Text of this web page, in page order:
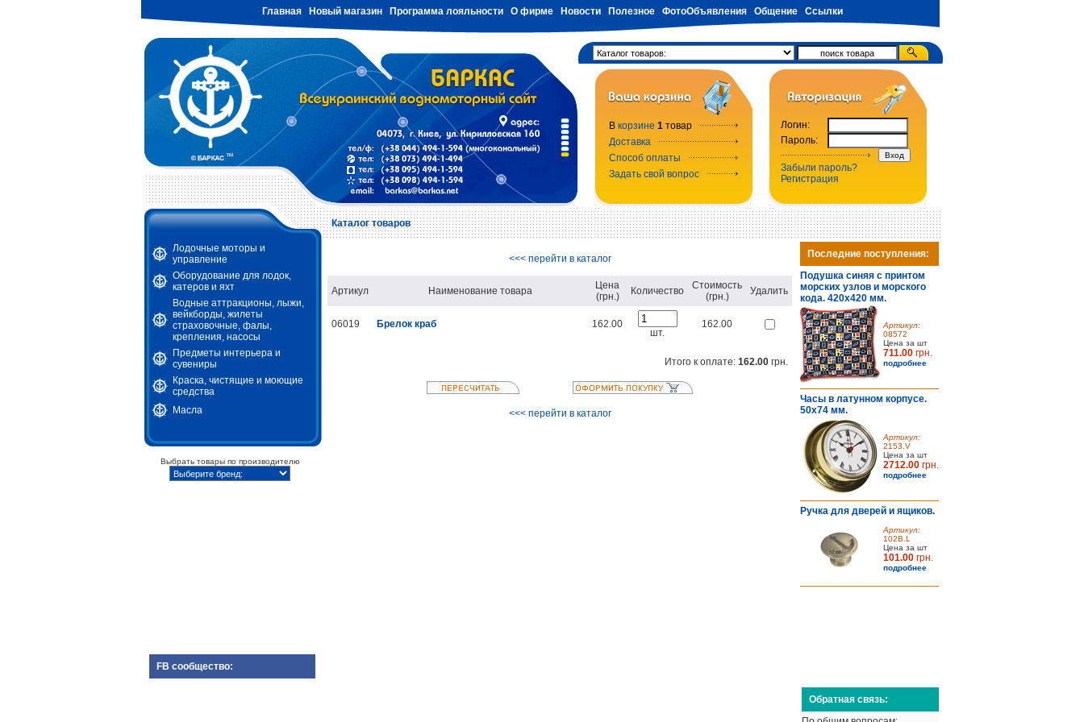
Главная Новый магазин Программа лояльности О фирме Новости Полезное ФотоОбъявления Общение Ссылки
В корзине 1 товар
Доставка
Способ оплаты
Задать свой вопрос
Логин:
Пароль:
Забыли пароль?
Регистрация
Каталог товаров
Лодочные моторы и
управление
Оборудование для лодок,
катеров и яхт
Водные аттракционы, лыжи,
вейкборды, жилеты
страховочные, фалы,
крепления, насосы
Предметы интерьера и
сувениры
Краска, чистящие и моющие
средства
Масла
Выбрать товары по производителю
FB сообщество:
<<< перейти в каталог
Артикул Наименование товара
Цена
(грн.)
Количество
Стоимость
(грн.)
Удалить
06019 Брелок краб 162.00
шт.
162.00
Итого к оплате: 162.00 грн.
<<< перейти в каталог
Последние поступления:
Подушка синяя с принтом
морских узлов и морского
кода. 420х420 мм.
Артикул:
08572
Цена за шт
711.00 грн.
подробнее
Часы в латунном корпусе.
50х74 мм.
Артикул:
2153.V
Цена за шт
2712.00 грн.
подробнее
Ручка для дверей и ящиков.
Артикул:
102B.L
Цена за шт
101.00 грн.
подробнее
Обратная связь: